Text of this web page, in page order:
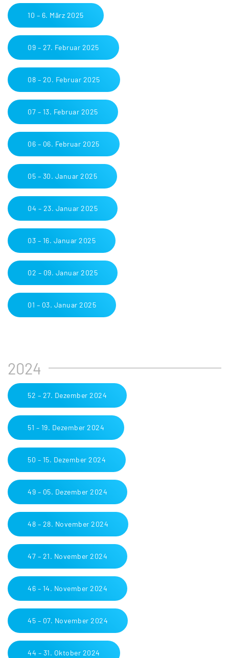
10 – 6. März 2025
09 – 27. Februar 2025
08 – 20. Februar 2025
07 – 13. Februar 2025
06 – 06. Februar 2025
05 – 30. Januar 2025
04 – 23. Januar 2025
03 – 16. Januar 2025
02 – 09. Januar 2025
01 – 03. Januar 2025
2024
52 – 27. Dezember 2024
51 – 19. Dezember 2024
50 – 15. Dezember 2024
49 – 05. Dezember 2024
48 – 28. November 2024
47 – 21. November 2024
46 – 14. November 2024
45 – 07. November 2024
44 – 31. Oktober 2024